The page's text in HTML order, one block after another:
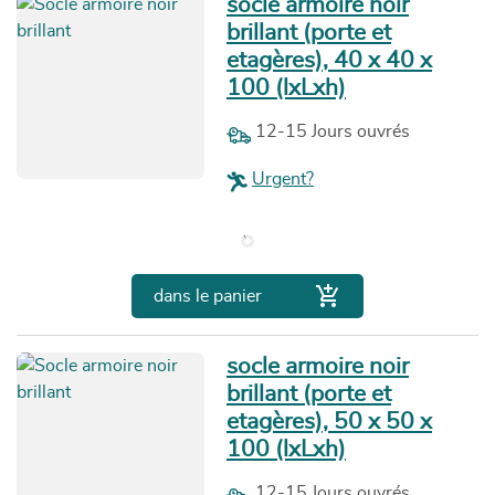
socle armoire noir
brillant (porte et
etagères), 40 x 40 x
100 (lxLxh)
12-15 Jours ouvrés
Urgent?
Prix
dans le panier 
socle armoire noir
brillant (porte et
etagères), 50 x 50 x
100 (lxLxh)